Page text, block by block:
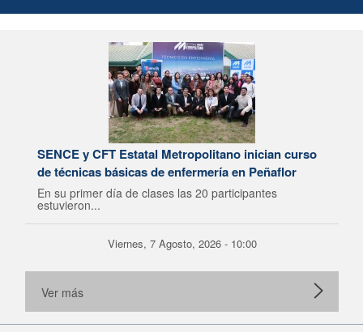
SENCE y CFT Estatal Metropolitano inician curso
de técnicas básicas de enfermería en Peñaflor
En su primer día de clases las 20 participantes
estuvieron...
Viernes, 7 Agosto, 2026 - 10:00
Ver más